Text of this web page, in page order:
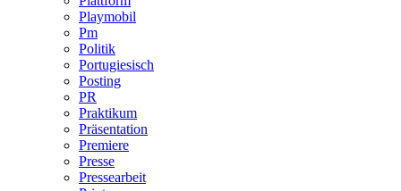
Playmobil
Pm
Politik
Portugiesisch
Posting
PR
Praktikum
Präsentation
Premiere
Presse
Pressearbeit